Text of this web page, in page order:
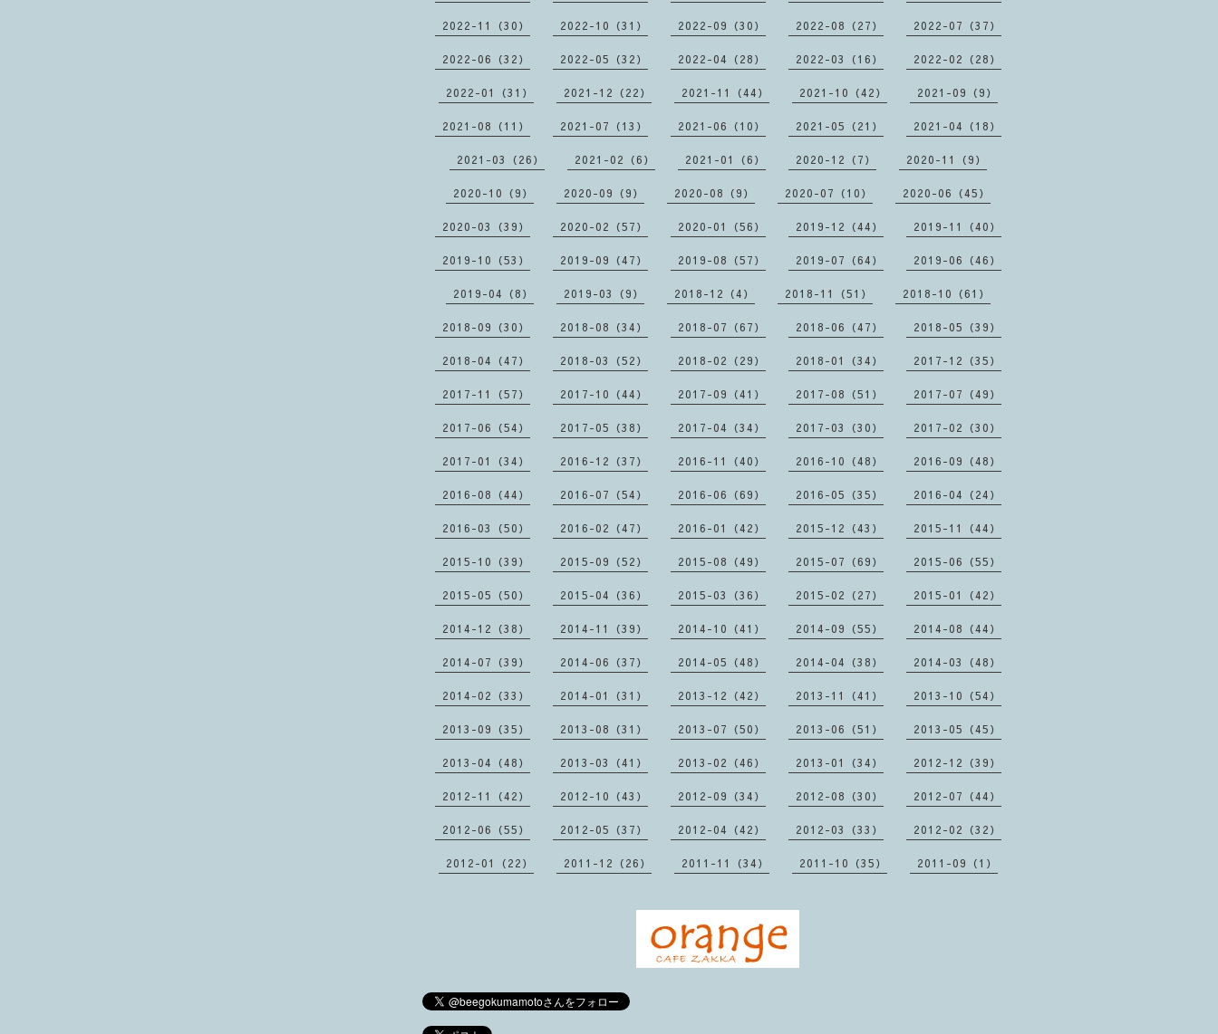
2022-11（30） 2022-10（31） 2022-09（30） 2022-08（27） 2022-07（37）
2022-06（32） 2022-05（32） 2022-04（28） 2022-03（16） 2022-02（28）
2022-01（31） 2021-12（22） 2021-11（44） 2021-10（42） 2021-09（9）
2021-08（11） 2021-07（13） 2021-06（10） 2021-05（21） 2021-04（18）
2021-03（26） 2021-02（6） 2021-01（6） 2020-12（7） 2020-11（9）
2020-10（9） 2020-09（9） 2020-08（9） 2020-07（10） 2020-06（45）
2020-03（39） 2020-02（57） 2020-01（56） 2019-12（44） 2019-11（40）
2019-10（53） 2019-09（47） 2019-08（57） 2019-07（64） 2019-06（46）
2019-04（8） 2019-03（9） 2018-12（4） 2018-11（51） 2018-10（61）
2018-09（30） 2018-08（34） 2018-07（67） 2018-06（47） 2018-05（39）
2018-04（47） 2018-03（52） 2018-02（29） 2018-01（34） 2017-12（35）
2017-11（57） 2017-10（44） 2017-09（41） 2017-08（51） 2017-07（49）
2017-06（54） 2017-05（38） 2017-04（34） 2017-03（30） 2017-02（30）
2017-01（34） 2016-12（37） 2016-11（40） 2016-10（48） 2016-09（48）
2016-08（44） 2016-07（54） 2016-06（69） 2016-05（35） 2016-04（24）
2016-03（50） 2016-02（47） 2016-01（42） 2015-12（43） 2015-11（44）
2015-10（39） 2015-09（52） 2015-08（49） 2015-07（69） 2015-06（55）
2015-05（50） 2015-04（36） 2015-03（36） 2015-02（27） 2015-01（42）
2014-12（38） 2014-11（39） 2014-10（41） 2014-09（55） 2014-08（44）
2014-07（39） 2014-06（37） 2014-05（48） 2014-04（38） 2014-03（48）
2014-02（33） 2014-01（31） 2013-12（42） 2013-11（41） 2013-10（54）
2013-09（35） 2013-08（31） 2013-07（50） 2013-06（51） 2013-05（45）
2013-04（48） 2013-03（41） 2013-02（46） 2013-01（34） 2012-12（39）
2012-11（42） 2012-10（43） 2012-09（34） 2012-08（30） 2012-07（44）
2012-06（55） 2012-05（37） 2012-04（42） 2012-03（33） 2012-02（32）
2012-01（22） 2011-12（26） 2011-11（34） 2011-10（35） 2011-09（1）